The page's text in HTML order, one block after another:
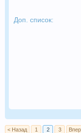
Доп. список:
< Назад 1 2 3